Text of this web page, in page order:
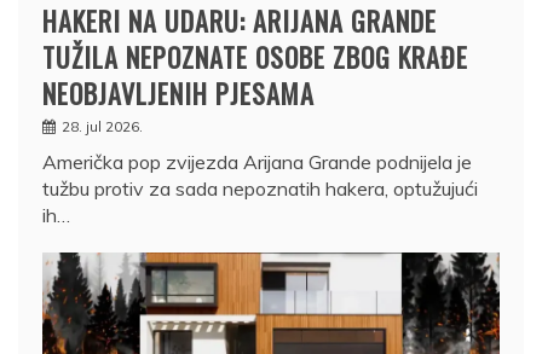
HAKERI NA UDARU: ARIJANA GRANDE
TUŽILA NEPOZNATE OSOBE ZBOG KRAĐE
NEOBJAVLJENIH PJESAMA
28. jul 2026.
Američka pop zvijezda Arijana Grande podnijela je
tužbu protiv za sada nepoznatih hakera, optužujući
ih…